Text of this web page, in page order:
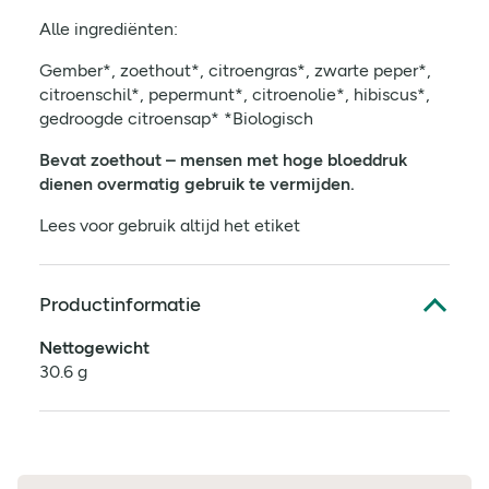
Alle ingrediënten:
Gember*, zoethout*, citroengras*, zwarte peper*,
citroenschil*, pepermunt*, citroenolie*, hibiscus*,
gedroogde citroensap* *Biologisch
Bevat zoethout – mensen met hoge bloeddruk
dienen overmatig gebruik te vermijden.
Lees voor gebruik altijd het etiket
Productinformatie
Nettogewicht
30.6 g